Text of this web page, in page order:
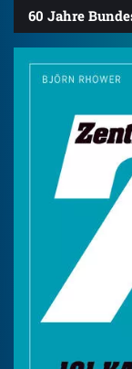
60 Jahre